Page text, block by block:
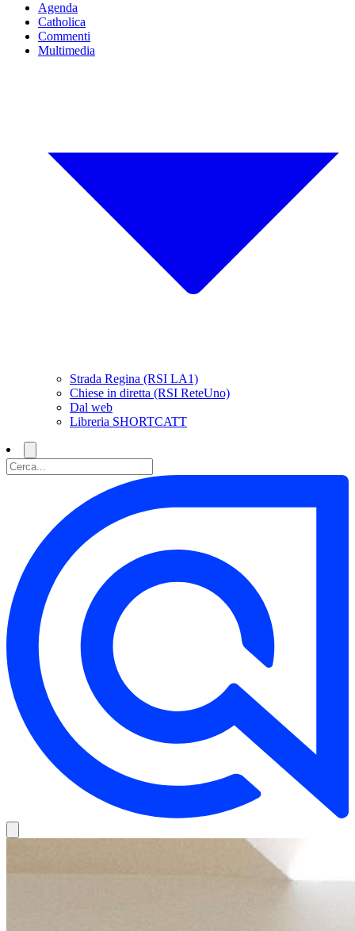
Agenda
Catholica
Commenti
Multimedia
Strada Regina (RSI LA1)
Chiese in diretta (RSI ReteUno)
Dal web
Libreria SHORTCATT